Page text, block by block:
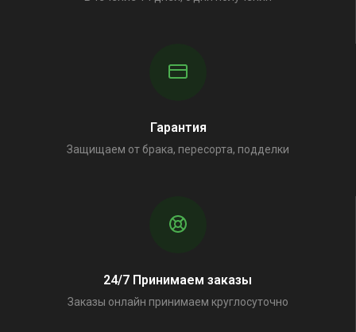
Гарантия
Защищаем от брака, пересорта, подделки
24/7 Принимаем заказы
Заказы онлайн принимаем круглосуточно